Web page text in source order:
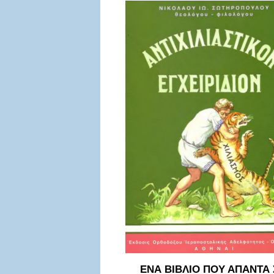
ΕΝΑ ΒΙΒΛΙΟ ΠΟΥ ΑΠΑΝΤΑ